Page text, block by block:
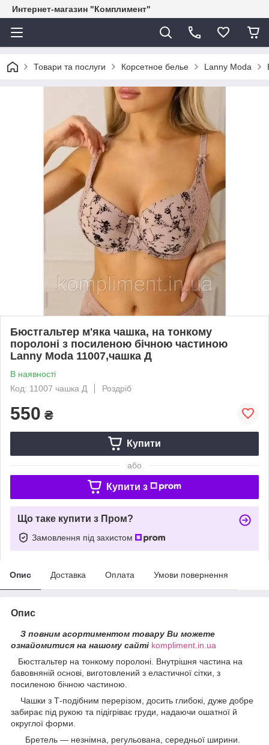
Интернет-магазин "Комплимент"
Товари та послуги Корсетное белье Lanny Moda
Бюстгальтер м'яка чашка, на тонкому
поролоні з посиленою бічною частиною
Lanny Moda 11007,чашка Д
В наявності
Код: 11007 чашка Д
Роздріб
550 ₴
Купити
або
Купити з
Що таке купити з Пром?
Замовлення під захистом
Опис Доставка Оплата Умови повернення
Опис
З повним асортиментом товару Ви можете
ознайомитися на нашому сайті kompliment.in.ua
Бюстгальтер на тонкому поролоні. Внутрішня частина на
бавовняній основі, виготовлений з еластичної сітки, з
посиленою бічною частиною.
Чашки з Т-подібним перерізом, досить глибокі, дуже добре
забирає під рукою та підігріває груди, надаючи ошатної й
округлої форми.
Бретель — незнімна, регульована, середньої ширини.